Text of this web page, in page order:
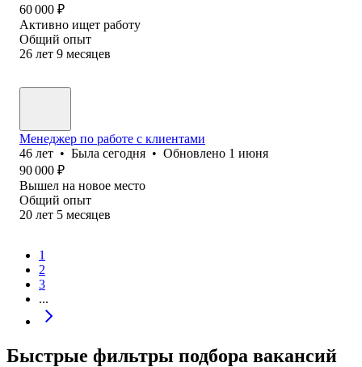
60 000 ₽
Активно ищет работу
Общий опыт
26 лет 9 месяцев
Менеджер по работе с клиентами
46 лет • Была сегодня • Обновлено 1 июня
90 000 ₽
Вышел на новое место
Общий опыт
20 лет 5 месяцев
1
2
3
...
Быстрые фильтры подбора вакансий